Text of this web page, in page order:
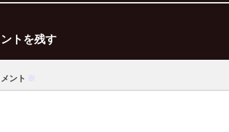
トを残す
ント ※